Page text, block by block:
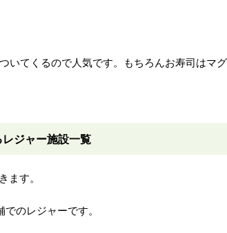
いてくるので人気です。もちろんお寿司はマ
ジャー施設一覧
ます。
のレジャーです。